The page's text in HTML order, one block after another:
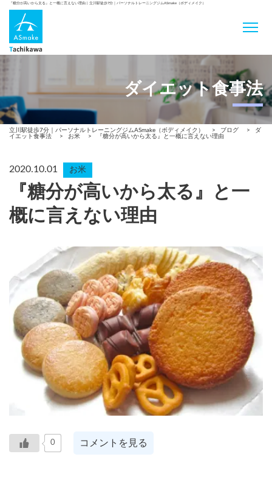
『糖分が高いから太る』と一概に言えない理由 | 立川駅徒歩7分｜パーソナルトレーニングジムASmake（ボディメイク）
ダイエット食事法
立川駅徒歩7分｜パーソナルトレーニングジムASmake（ボディメイク） > ブログ >
ダ
イエット食事法
> お米 > 『糖分が高いから太る』と一概に言えない理由
2020.10.01 お米
『糖分が高いから太る』と一
概に言えない理由
0 コメントを見る